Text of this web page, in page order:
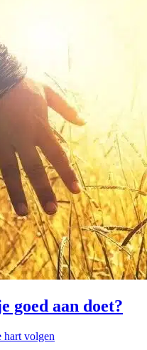
goed aan doet?
hart volgen